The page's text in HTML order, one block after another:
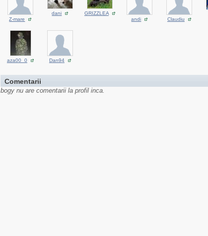
Z-mare
dani
GRIZZLEA
andi
Claudiu
aza00_0 Dan94
Comentarii
bogy nu are comentarii la profil inca.